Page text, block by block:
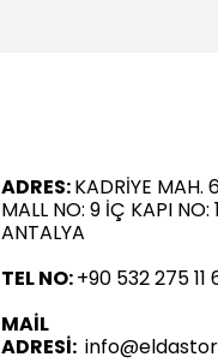
ADRES:KADRİYE MAH.
MALL NO: 9 İÇ KAPI NO:
ANTALYA
TEL NO:+90 532 275 11
MAİL
ADRESİ: